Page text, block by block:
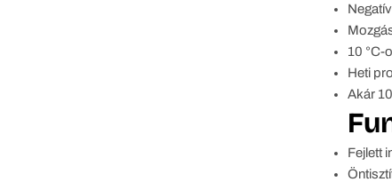
10 °C-
Heti
Akár
Fejlett